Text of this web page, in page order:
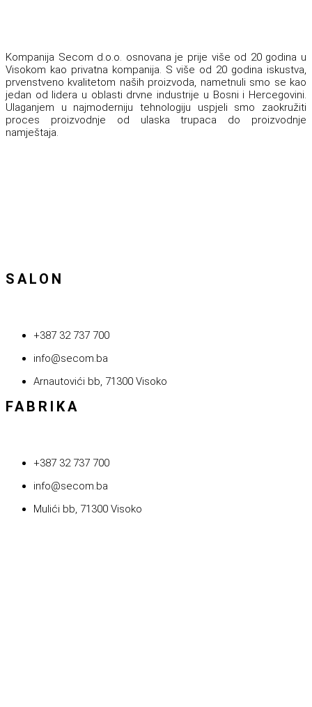
Kompanija Secom d.o.o. osnovana je prije više od 20 godina u
Visokom kao privatna kompanija. S više od 20 godina iskustva,
prvenstveno kvalitetom naših proizvoda, nametnuli smo se kao
jedan od lidera u oblasti drvne industrije u Bosni i Hercegovini.
Ulaganjem u najmoderniju tehnologiju uspjeli smo zaokružiti
proces proizvodnje od ulaska trupaca do proizvodnje
namještaja.
SALON
+387 32 737 700
info@secom.ba
Arnautovići bb, 71300 Visoko
FABRIKA
+387 32 737 700
info@secom.ba
Mulići bb, 71300 Visoko